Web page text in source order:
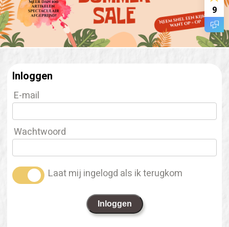
9
Inloggen
E-mail
Wachtwoord
Laat mij ingelogd als ik terugkom
Inloggen